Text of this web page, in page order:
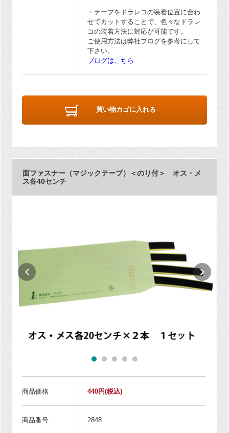
・テープをドラレコの装着位置に合わ
せてカットすることで、色々なドラレ
コの装着方法に対応が可能です。
ご使用方法は弊社ブログを参考にして
下さい。
ブログはこちら
買い物カゴに入れる
面ファスナー（マジックテープ）＜のり付＞ オス・メ
ス各40センチ
商品価格 440円(税込)
商品番号 2848